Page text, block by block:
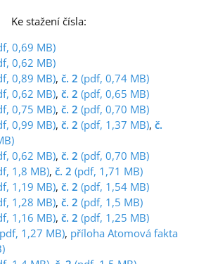
Ke stažení čísla:
0,69 MB)
0,62 MB)
0,89 MB), č. 2 (pdf, 0,74 MB)
0,62 MB), č. 2 (pdf, 0,65 MB)
0,75 MB), č. 2 (pdf, 0,70 MB)
0,99 MB), č. 2 (pdf, 1,37 MB), č.
0,62 MB), č. 2 (pdf, 0,70 MB)
1,8 MB), č. 2 (pdf, 1,71 MB)
1,19 MB), č. 2 (pdf, 1,54 MB)
1,28 MB), č. 2 (pdf, 1,5 MB)
1,16 MB), č. 2 (pdf, 1,25 MB)
1,27 MB), příloha Atomová fakta